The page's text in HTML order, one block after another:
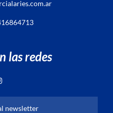
las redes
newsletter